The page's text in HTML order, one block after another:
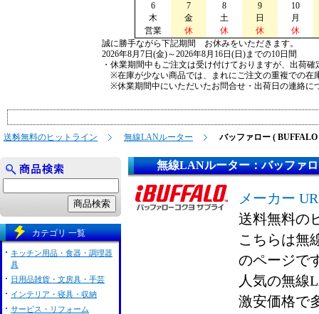
6 7 8 9
10
木
金 土 日
月
営業
休 休 休
休
誠に勝手ながら下記期間 お休みをいただきます。
2026年8月7日(金)～2026年8月16日(日)までの10日間
・休業期間中もご注文は受け付けておりますが、出荷
※在庫が少ない商品では、まれにご注文の重複での在
※休業期間中にいただいたお問合せ・出荷日の連絡に
送料無料のヒットライン 無線LANルーター バッファロー ( BUFFALO
無線LANルーター：バッファ
メーカー
送料無料の
こちらは無
のページで
人気の無線
激安価格で
カテゴリ 一覧
キッチン用品・食器・調理器
具
日用品雑貨・文房具・手芸
インテリア・寝具・収納
サービス・リフォーム